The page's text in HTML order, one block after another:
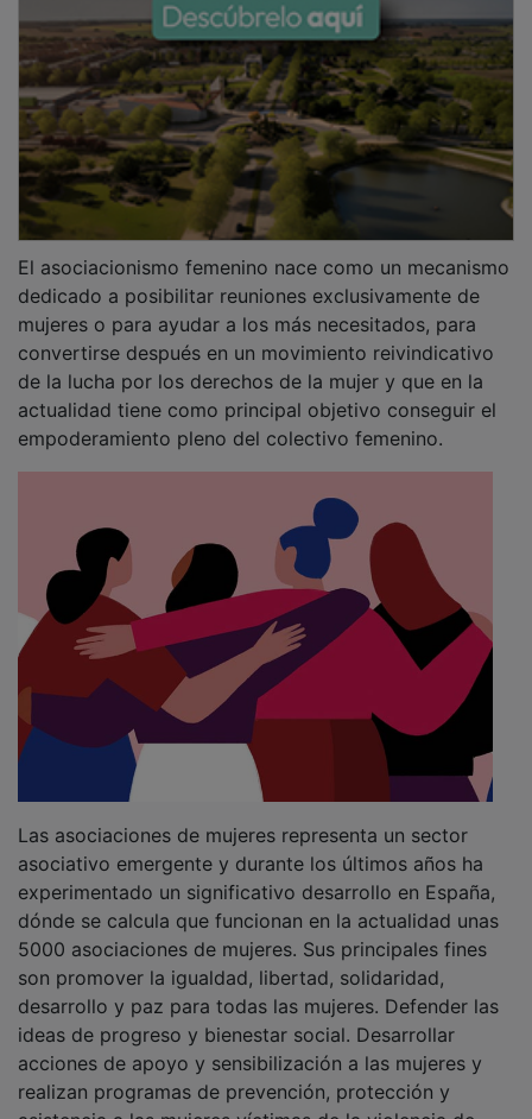
dedicado a posibilitar reuniones exclusivamente de
mujeres o para ayudar a los más necesitados, para
convertirse después en un movimiento reivindicativo
de la lucha por los derechos de la mujer y que en la
actualidad tiene como principal objetivo conseguir el
empoderamiento pleno del colectivo femenino.
asociativo emergente y durante los últimos años ha
experimentado un significativo desarrollo en España,
dónde se calcula que funcionan en la actualidad unas
5000 asociaciones de mujeres. Sus principales fines
son promover la igualdad, libertad, solidaridad,
desarrollo y paz para todas las mujeres. Defender las
ideas de progreso y bienestar social. Desarrollar
acciones de apoyo y sensibilización a las mujeres y
realizan programas de prevención, protección y
asistencia a las mujeres víctimas de la violencia de